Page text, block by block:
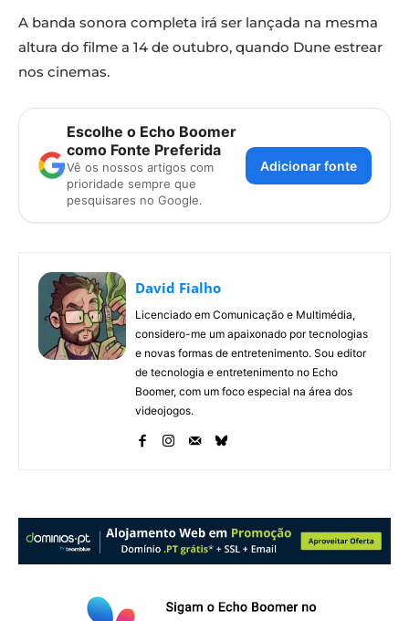
A banda sonora completa irá ser lançada na mesma
altura do filme a 14 de outubro, quando Dune estrear
nos cinemas.
Escolhe o Echo Boomer
como Fonte Preferida
Vê os nossos artigos com
prioridade sempre que
pesquisares no Google.
Adicionar fonte
David Fialho
Licenciado em Comunicação e Multimédia,
considero-me um apaixonado por tecnologias
e novas formas de entretenimento. Sou editor
de tecnologia e entretenimento no Echo
Boomer, com um foco especial na área dos
videojogos.